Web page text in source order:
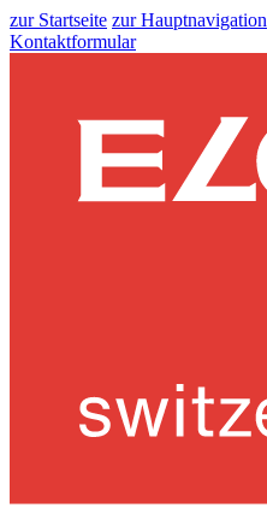
zur Startseite zur Hauptnavigation
Kontaktformular